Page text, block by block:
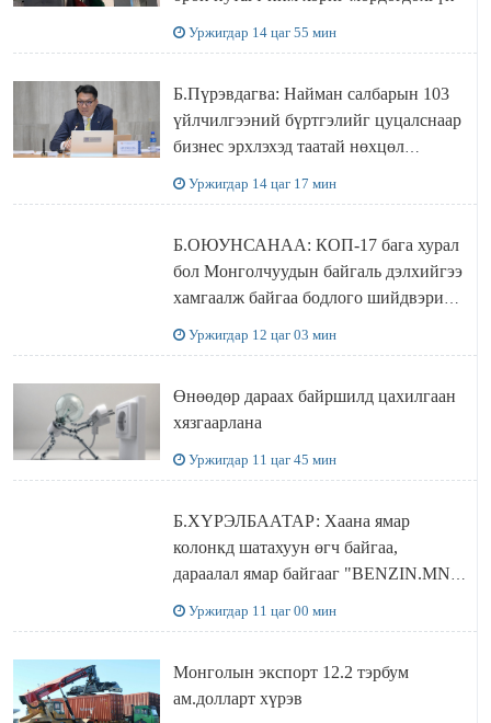
Уржигдар 14 цаг 55 мин
Б.Пүрэвдагва: Найман салбарын 103
үйлчилгээний бүртгэлийг цуцалснаар
бизнес эрхлэхэд таатай нөхцөл
Уржигдар 14 цаг 17 мин
Б.ОЮУНСАНАА: КОП-17 бага хурал
бол Монголчуудын байгаль дэлхийгээ
хамгаалж байгаа бодлого шийдвэрийг
Уржигдар 12 цаг 03 мин
Өнөөдөр дараах байршилд цахилгаан
хязгаарлана
Уржигдар 11 цаг 45 мин
Б.ХҮРЭЛБААТАР: Хаана ямар
колонкд шатахуун өгч байгаа,
дараалал ямар байгааг "BENZIN.MN”
Уржигдар 11 цаг 00 мин
Монголын экспорт 12.2 тэрбум
ам.долларт хүрэв